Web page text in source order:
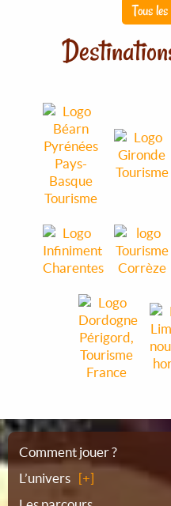
Tous
Plan
Comment jouer ?
L’univers